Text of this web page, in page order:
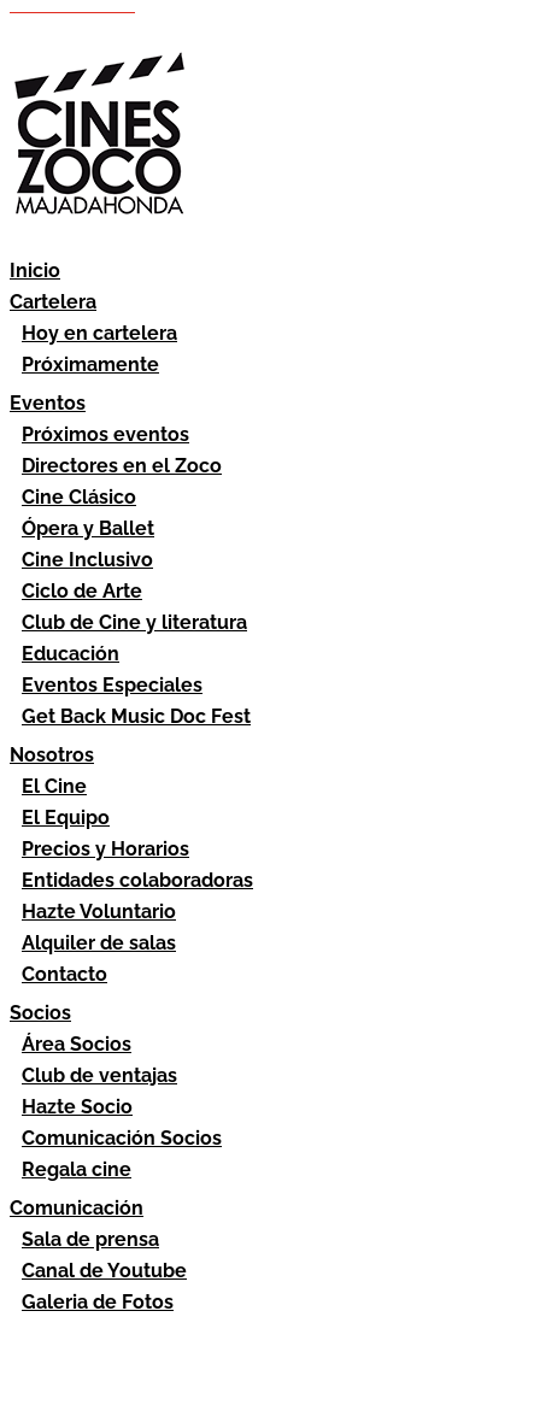
Inicio
Cartelera
Hoy en cartelera
Próximamente
Eventos
Próximos eventos
Directores en el Zoco
Cine Clásico
Ópera y Ballet
Cine Inclusivo
Ciclo de Arte
Club de Cine y literatura
Educación
Eventos Especiales
Get Back Music Doc Fest
Nosotros
El Cine
El Equipo
Precios y Horarios
Entidades colaboradoras
Hazte Voluntario
Alquiler de salas
Contacto
Socios
Área Socios
Club de ventajas
Hazte Socio
Comunicación Socios
Regala cine
Comunicación
Sala de prensa
Canal de Youtube
Galeria de Fotos